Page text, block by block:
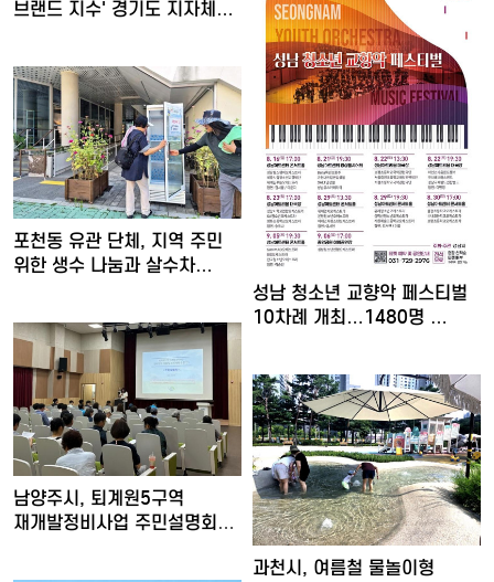
브랜드 지수' 경기도 지자체…
성남 청소년 교향악 페스티벌
10차례 개최…1480명 …
포천동 유관 단체, 지역 주민
위한 생수 나눔과 살수차…
남양주시, 퇴계원5구역
재개발정비사업 주민설명회
과천시, 여름철 물놀이형